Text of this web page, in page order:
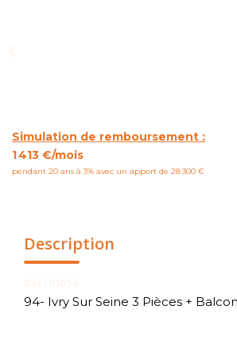
Simulation de remboursement :
1 413 €/mois
pendant 20 ans à 3% avec un apport de 28 300 €
Description
94- Ivry Sur Seine 3 Pièces +